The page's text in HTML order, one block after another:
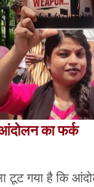
का फर्क
टूट गया है कि